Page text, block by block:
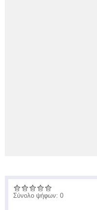
Σύνολο ψήφων: 0